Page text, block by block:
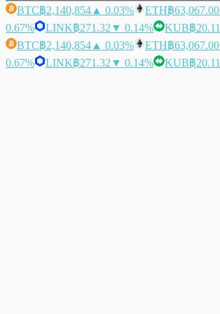
BTC฿2,140,854 ▲ 0.03% ETH฿63,067.00
0.67%
LINK฿271.32 ▼ 0.14% KUB฿20.11
BTC฿2,140,854 ▲ 0.03% ETH฿63,067.00
0.67%
LINK฿271.32 ▼ 0.14% KUB฿20.11